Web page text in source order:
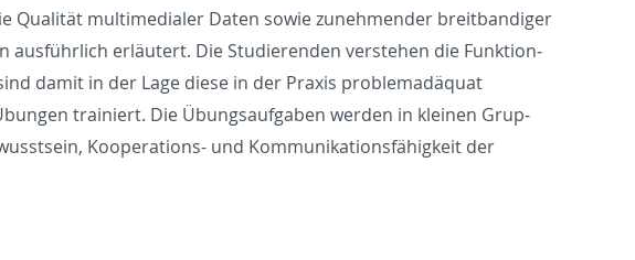
Qualität mul­ti­me­di­aler Daten sowie zunehmender bre­it­bandi­ger
ausführlich erläutert. Die Studieren­den ver­ste­hen die Funk­tion­
damit in der Lage diese in der Praxis prob­le­madäquat
trainiert. Die Übungsauf­gaben wer­den in kleinen Grup­
Ko­op­er­a­tions- und Kom­mu­nika­tionsfähigkeit der